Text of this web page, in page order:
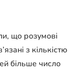
що розумові
з кількістю
більше число